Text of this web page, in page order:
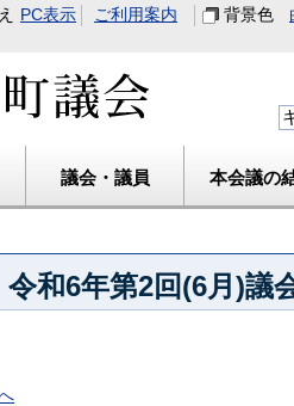
PC表示 ご利用案内 背景色
議会・議員 本会議の
令和6年第2回(6月)議